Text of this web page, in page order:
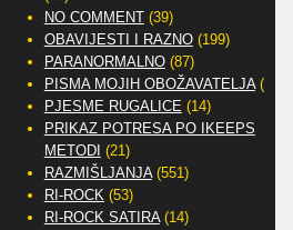
NO COMMENT(39)
OBAVIJESTI I RAZNO(199)
PARANORMALNO(87)
PISMA MOJIH OBOŽAVATELJA(2)
PJESME RUGALICE (14)
PRIKAZ POTRESA PO IKEEPS
METODI (21)
RAZMIŠLJANJA(551)
RI-ROCK(53)
RI-ROCK SATIRA(14)